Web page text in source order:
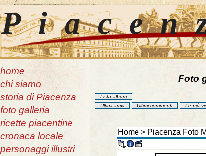
home
chi siamo
storia di Piacenza
foto galleria
ricette piacentine
cronaca locale
personaggi illustri
Foto
Lista album
Ultimi arrivi
Ultimi commenti Le più
Home> Piacenza Foto